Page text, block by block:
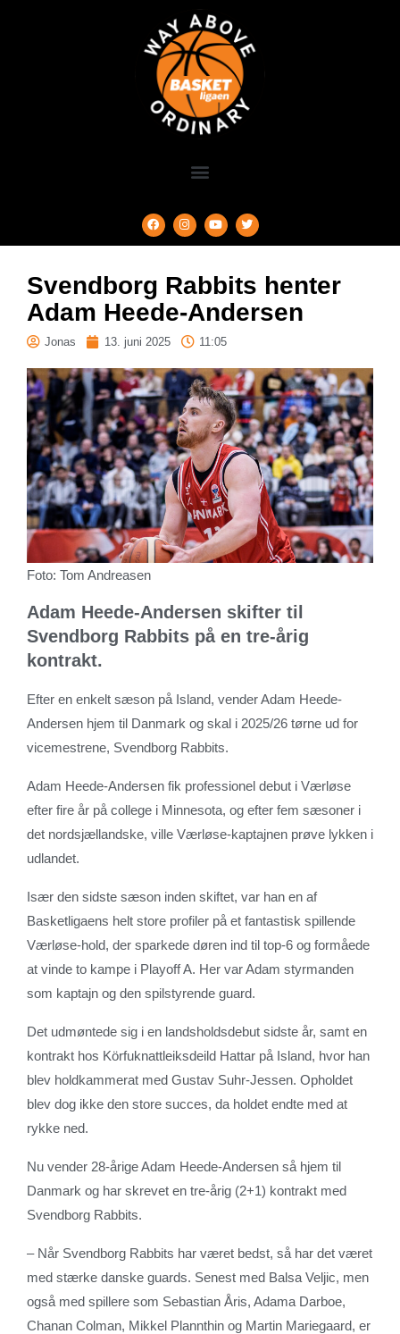
Svendborg Rabbits henter
Adam Heede-Andersen
Jonas 13. juni 2025 11:05
Foto: Tom Andreasen
Adam Heede-Andersen skifter til
Svendborg Rabbits på en tre-årig
kontrakt.
Efter en enkelt sæson på Island, vender Adam Heede-
Andersen hjem til Danmark og skal i 2025/26 tørne ud for
vicemestrene, Svendborg Rabbits.
Adam Heede-Andersen fik professionel debut i Værløse
efter fire år på college i Minnesota, og efter fem sæsoner i
det nordsjællandske, ville Værløse-kaptajnen prøve lykken i
udlandet.
Især den sidste sæson inden skiftet, var han en af
Basketligaens helt store profiler på et fantastisk spillende
Værløse-hold, der sparkede døren ind til top-6 og formåede
at vinde to kampe i Playoff A. Her var Adam styrmanden
som kaptajn og den spilstyrende guard.
Det udmøntede sig i en landsholdsdebut sidste år, samt en
kontrakt hos Körfuknattleiksdeild Hattar på Island, hvor han
blev holdkammerat med Gustav Suhr-Jessen. Opholdet
blev dog ikke den store succes, da holdet endte med at
rykke ned.
Nu vender 28-årige Adam Heede-Andersen så hjem til
Danmark og har skrevet en tre-årig (2+1) kontrakt med
Svendborg Rabbits.
– Når Svendborg Rabbits har været bedst, så har det været
med stærke danske guards. Senest med Balsa Veljic, men
også med spillere som Sebastian Åris, Adama Darboe,
Chanan Colman, Mikkel Plannthin og Martin Mariegaard, er